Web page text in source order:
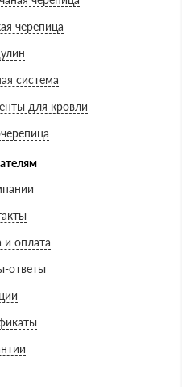
черепица
система
для кровли
и оплата
ответы